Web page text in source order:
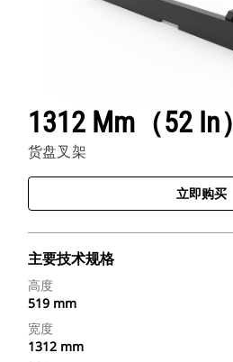
1312 Mm（52 In）
货盘叉架
立即购买
主要技术规格
高度
519 mm
宽度
1312 mm